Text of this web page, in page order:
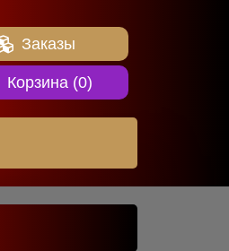
Заказы
Корзина (0)